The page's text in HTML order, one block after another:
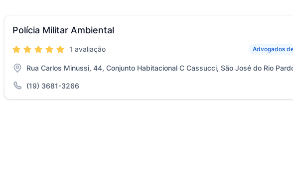
Polícia Militar Ambiental
Advogados
1 avaliação
Rua Carlos Minussi, 44, Conjunto Habitacional C Cassucci, São José do Rio
(19) 3681-3266